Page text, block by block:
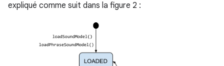
expliqué comme suit dans la figure 2 :